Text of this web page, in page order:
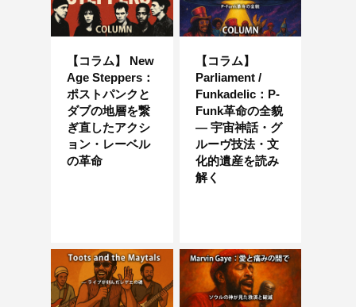
【コラム】 New
Age Steppers：
ポストパンクと
ダブの地層を繋
ぎ直したアクシ
ョン・レーベル
の革命
【コラム】
Parliament /
Funkadelic：P-
Funk革命の全貌
― 宇宙神話・グ
ルーヴ技法・文
化的遺産を読み
解く